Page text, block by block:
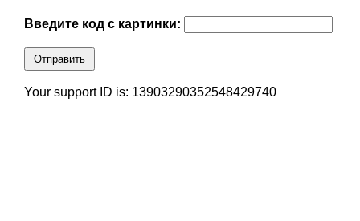
Введите код с картинки:
Отправить
Your support ID is: 13903290352548429740